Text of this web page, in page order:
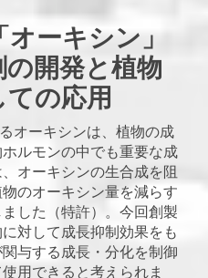
ーキシン」
開発と植物
の応用
オーキシンは、植物の成
ルモンの中でも重要な成
オーキシンの生合成を阻
のオーキシン量を減らす
した（特許）。今回創製
対して成長抑制効果をも
与する成長・分化を制御
用できると考えられま